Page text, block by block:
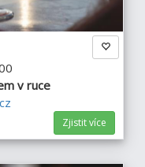
v ruce
Zjistit více